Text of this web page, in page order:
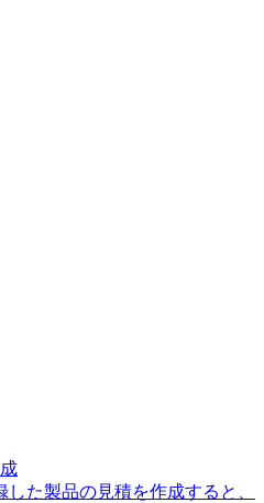
した製品の見積を作成すると、